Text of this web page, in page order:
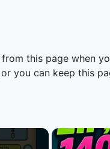
this page when
you can keep this